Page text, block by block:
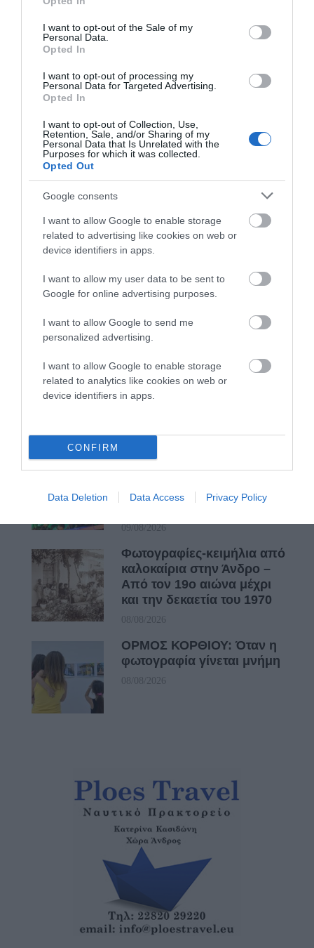
use your data for below specified purposes in below Google
consent section.
I want to opt-out of the Sale of my
Personal Data.
Opted In
I want to opt-out of processing my
Personal Data for Targeted Advertising.
Opted In
I want to opt-out of Collection, Use,
Retention, Sale, and/or Sharing of my
Personal Data that Is Unrelated with the
Purposes for which it was collected.
Opted Out
Google consents
I want to allow Google to enable storage
related to advertising like cookies on web or
device identifiers in apps.
I want to allow my user data to be sent to
Google for online advertising purposes.
I want to allow Google to send me
personalized advertising.
I want to allow Google to enable storage
related to analytics like cookies on web or
device identifiers in apps.
CONFIRM
Data Deletion Data Access Privacy Policy
Η Άνδρος συνεχίζει να μπαρκάρει…
ΤΟ ΜΕΓΑΛΥΤΕΡΟ ΠΑΝΗΓΥΡΙ ΤΗΣ ΑΝΔΡΟΥ: Του
Σωτήρος στην Άρνη!…
ΦΕΣΤΙΒΑΛ ΑΝΔΡΟΥ: Ένα βαθυστόχαστο έργο του
Μπέκετ
ΑΝΔΡΟ
09/08/2026
ΛΙΜΕΝΑΡΧΕΙΟΥ &
ΠΟΛΙΤΙΚΗΣ ΠΡΟΣΤΑΣΙΑΣ:
Συνεχίζει το μελτέμι και ο
09/08/2026
ΔΥΟ ΚΑΛΟΚΑΙΡΙΝΑ
γενιά συναντά τη
09/08/2026
Φωτογραφίες-κειμήλια από
καλοκαίρια στην Άνδρο –
Από τον 19ο αιώνα μέχρι
και την δεκαετία του 1970
08/08/2026
ΟΡΜΟΣ ΚΟΡΘΙΟΥ: Όταν η
φωτογραφία γίνεται μνήμη
08/08/2026